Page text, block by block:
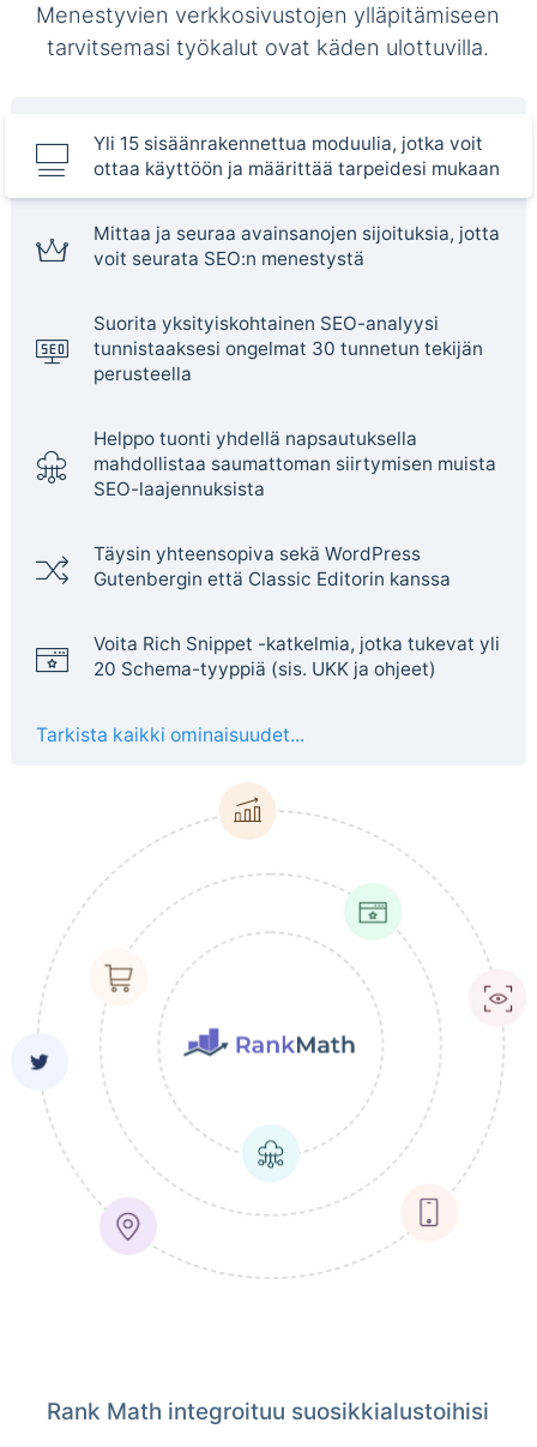
Menestyvien verkkosivustojen ylläpitämiseen
tarvitsemasi työkalut ovat käden ulottuvilla.
Yli 15 sisäänrakennettua moduulia, jotka voit
ottaa käyttöön ja määrittää tarpeidesi mukaan
Mittaa ja seuraa avainsanojen sijoituksia, jotta
voit seurata SEO:n menestystä
Suorita yksityiskohtainen SEO-analyysi
tunnistaaksesi ongelmat 30 tunnetun tekijän
perusteella
Helppo tuonti yhdellä napsautuksella
mahdollistaa saumattoman siirtymisen muista
SEO-laajennuksista
Täysin yhteensopiva sekä WordPress
Gutenbergin että Classic Editorin kanssa
Voita Rich Snippet -katkelmia, jotka tukevat yli
20 Schema-tyyppiä (sis. UKK ja ohjeet)
Tarkista kaikki ominaisuudet...
Rank Math integroituu suosikkialustoihisi